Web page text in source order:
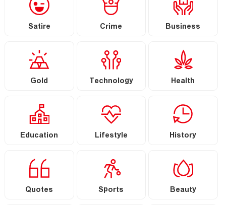
Satire Crime Business
Gold Technology Health
Education Lifestyle History
Quotes Sports Beauty